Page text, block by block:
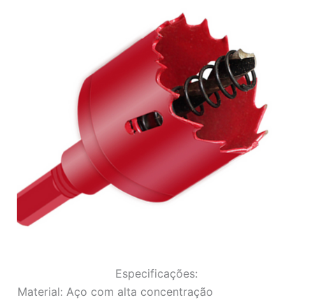
Especificações:
Material: Aço com alta concentração